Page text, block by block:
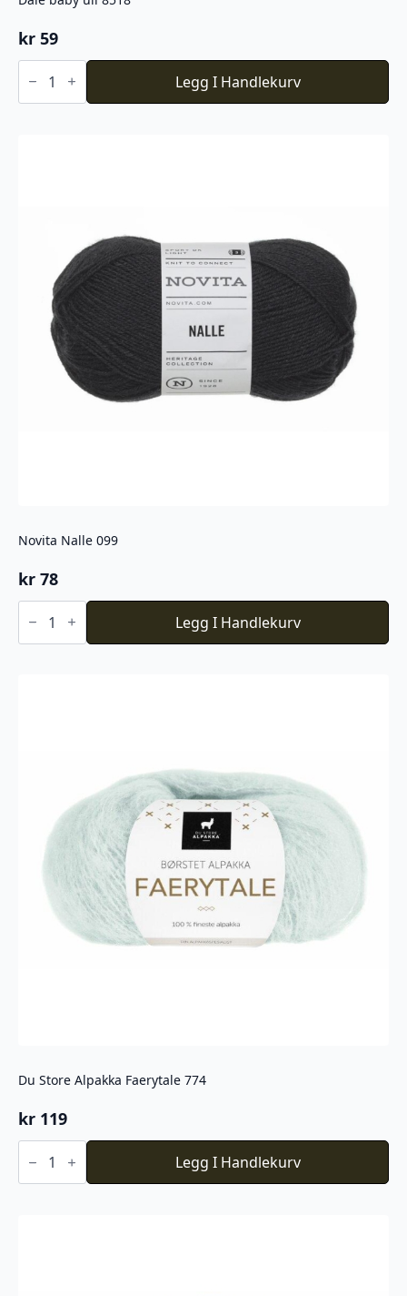
kr 59
Dale
baby
8518
Legg I Handlekurv
Novita Nalle 099
kr 78
Novita
Nalle
antall
Legg I Handlekurv
Du Store Alpakka Faerytale 774
kr 119
Du
Store
Faerytale
Legg I Handlekurv